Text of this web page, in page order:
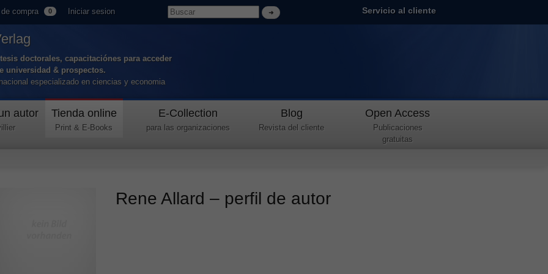
compra 0 Iniciar sesion Servicio al cliente
doctorales, capacitaciónes para acceder
universidad & prospectos.
especializado en ciencias y economia
autor Tienda online
Print & E-Books
E-Collection
para las organizaciones
Blog
Revista del cliente
Open Access
Publicaciones
gratuitas
Rene Allard – perfil de autor